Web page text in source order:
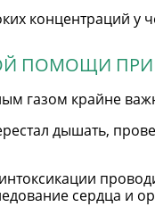
концентраций у
ПОМОЩИ
газом крайне
дышать,
сердца и